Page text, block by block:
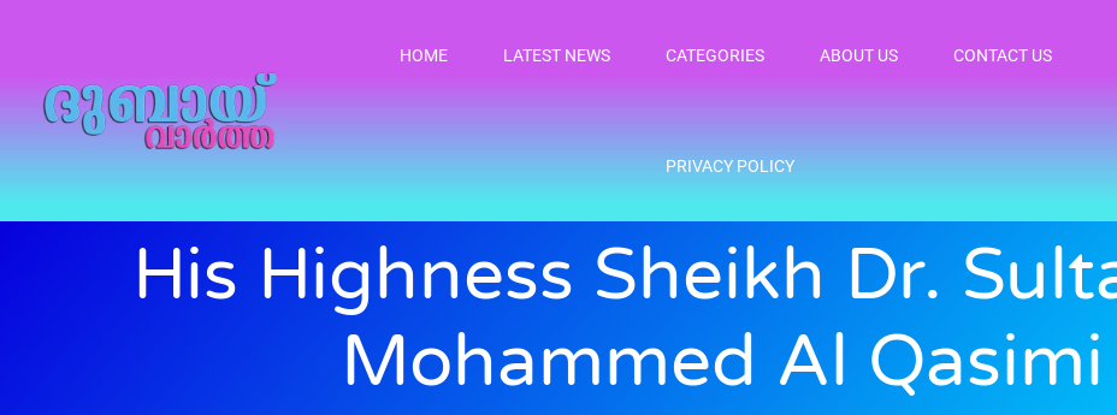
HOME LATEST NEWS CATEGORIES ABOUT US CONTACT US
PRIVACY POLICY
His Highness Sheikh Dr.
Mohammed Al Qasimi